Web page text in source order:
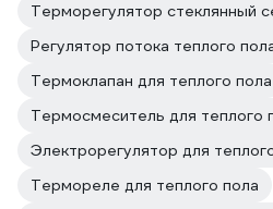
Регулятор потока теплого
Термоклапан для теплого пола
Термосмеситель для теплого
Электрорегулятор для
Термореле для теплого пола